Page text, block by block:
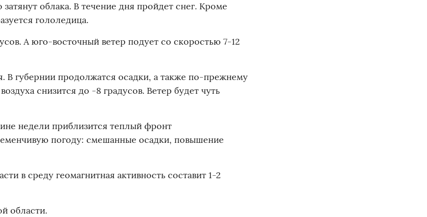
облака. В течение дня пройдет снег. Кроме
гололедица.
А юго-восточный ветер подует со скоростью 7-12
В губернии продолжатся осадки, а также по-прежнему
снизится до -8 градусов. Ветер будет чуть
недели приблизится теплый фронт
погоду: смешанные осадки, повышение
в среду геомагнитная активность составит 1-2
области.